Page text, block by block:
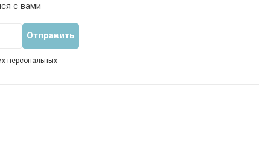
с вами
персональных